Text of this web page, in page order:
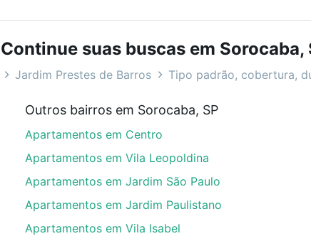
e até condomínios favoritos. Você também
com o preço, metragem e comodidades, como
de Barros, Sorocaba, SP ideal para você na Loft.
com 1 quarto à venda em Jardim Prestes de
podem se adequar ao seu orçamento. Se ainda tem
apartamento e conte com a gente para comprar o
Continue suas buscas em Sorocaba,
Jardim Prestes de Barros Tipo padrão, cobertura,
Outros bairros em Sorocaba, SP
Apartamentos em Centro
Apartamentos em Vila Leopoldina
Apartamentos em Jardim São Paulo
Apartamentos em Jardim Paulistano
Apartamentos em Vila Isabel